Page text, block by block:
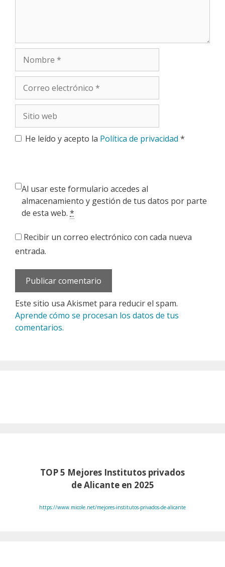
electrónico
web
He leído y acepto la Política de privacidad *
Al usar este formulario accedes al
almacenamiento y gestión de tus datos por parte
de esta web. *
Recibir un correo electrónico con cada nueva
entrada.
Este sitio usa Akismet para reducir el spam.
Aprende cómo se procesan los datos de tus
comentarios.
TOP 5 Mejores Institutos privados
de Alicante en 2025
https://www.micole.net/mejores-institutos-privados-de-alicante